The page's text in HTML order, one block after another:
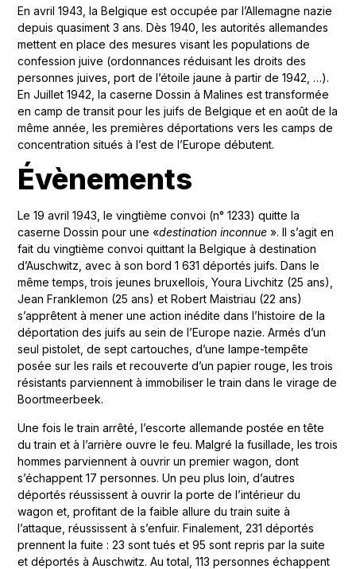
En avril 1943, la Belgique est occupée par l’Allemagne nazie
depuis quasiment 3 ans. Dès 1940, les autorités allemandes
mettent en place des mesures visant les populations de
confession juive (ordonnances réduisant les droits des
personnes juives, port de l’étoile jaune à partir de 1942, …).
En Juillet 1942, la caserne Dossin à Malines est transformée
en camp de transit pour les juifs de Belgique et en août de la
même année, les premières déportations vers les camps de
concentration situés à l’est de l’Europe débutent.
Évènements
Le 19 avril 1943, le vingtième convoi (n° 1233) quitte la
caserne Dossin pour une «destination inconnue». Il s’agit en
fait du vingtième convoi quittant la Belgique à destination
d’Auschwitz, avec à son bord 1 631 déportés juifs. Dans le
même temps, trois jeunes bruxellois, Youra Livchitz (25 ans),
Jean Franklemon (25 ans) et Robert Maistriau (22 ans)
s’apprêtent à mener une action inédite dans l’histoire de la
déportation des juifs au sein de l’Europe nazie. Armés d’un
seul pistolet, de sept cartouches, d’une lampe-tempête
posée sur les rails et recouverte d’un papier rouge, les trois
résistants parviennent à immobiliser le train dans le virage de
Boortmeerbeek.
Une fois le train arrêté, l’escorte allemande postée en tête
du train et à l’arrière ouvre le feu. Malgré la fusillade, les trois
hommes parviennent à ouvrir un premier wagon, dont
s’échappent 17 personnes. Un peu plus loin, d’autres
déportés réussissent à ouvrir la porte de l’intérieur du
wagon et, profitant de la faible allure du train suite à
l’attaque, réussissent à s’enfuir. Finalement, 231 déportés
prennent la fuite : 23 sont tués et 95 sont repris par la suite
et déportés à Auschwitz. Au total, 113 personnes échappent